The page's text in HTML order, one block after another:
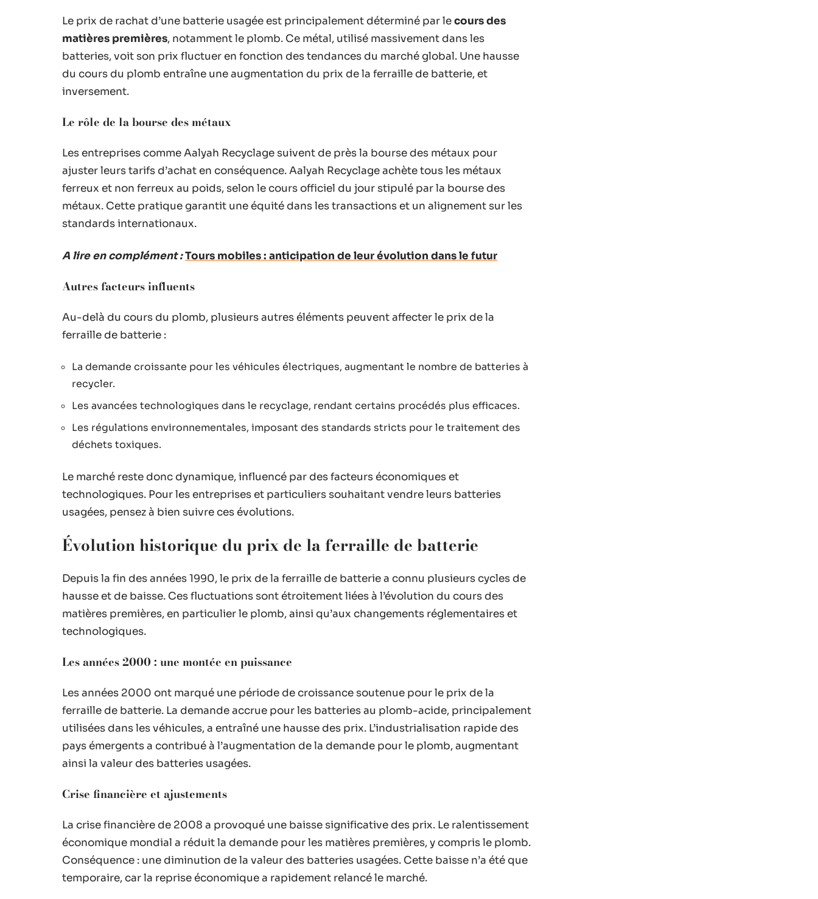
Le prix de rachat d’une batterie usagée est principalement déterminé par lecours des
matières premières, notamment le plomb. Ce métal, utilisé massivement dans les
batteries, voit son prix fluctuer en fonction des tendances du marché global. Une hausse
du cours du plomb entraîne une augmentation du prix de la ferraille de batterie, et
inversement.
Le rôle de la bourse des métaux
Les entreprises comme Aalyah Recyclage suivent de près la bourse des métaux pour
ajuster leurs tarifs d’achat en conséquence. Aalyah Recyclage achète tous les métaux
ferreux et non ferreux au poids, selon le cours officiel du jour stipulé par la bourse des
métaux. Cette pratique garantit une équité dans les transactions et un alignement sur les
standards internationaux.
A lire en complément :Tours mobiles : anticipation de leur évolution dans le futur
Autres facteurs influents
Au-delà du cours du plomb, plusieurs autres éléments peuvent affecter le prix de la
ferraille de batterie :
La demande croissante pour les véhicules électriques, augmentant le nombre de batteries à
recycler.
Les avancées technologiques dans le recyclage, rendant certains procédés plus efficaces.
Les régulations environnementales, imposant des standards stricts pour le traitement des
déchets toxiques.
Le marché reste donc dynamique, influencé par des facteurs économiques et
technologiques. Pour les entreprises et particuliers souhaitant vendre leurs batteries
usagées, pensez à bien suivre ces évolutions.
Évolution historique du prix de la ferraille de batterie
Depuis la fin des années 1990, le prix de la ferraille de batterie a connu plusieurs cycles de
hausse et de baisse. Ces fluctuations sont étroitement liées à l’évolution du cours des
matières premières, en particulier le plomb, ainsi qu’aux changements réglementaires et
technologiques.
Les années 2000 : une montée en puissance
Les années 2000 ont marqué une période de croissance soutenue pour le prix de la
ferraille de batterie. La demande accrue pour les batteries au plomb-acide, principalement
utilisées dans les véhicules, a entraîné une hausse des prix. L’industrialisation rapide des
pays émergents a contribué à l’augmentation de la demande pour le plomb, augmentant
ainsi la valeur des batteries usagées.
Crise financière et ajustements
La crise financière de 2008 a provoqué une baisse significative des prix. Le ralentissement
économique mondial a réduit la demande pour les matières premières, y compris le plomb.
Conséquence : une diminution de la valeur des batteries usagées. Cette baisse n’a été que
temporaire, car la reprise économique a rapidement relancé le marché.